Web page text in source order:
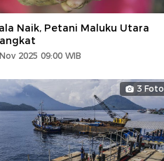
Naik, Petani Maluku Utara
2025 09:00 WIB
3 Foto